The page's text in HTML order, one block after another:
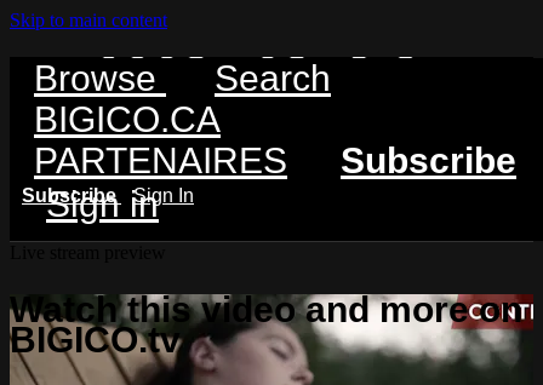
Skip to main content
Browse
Search
BIGICO.CA
PARTENAIRES
Subscribe
Sign in
Subscribe Sign In
Watch this video and more on
BIGICO.tv